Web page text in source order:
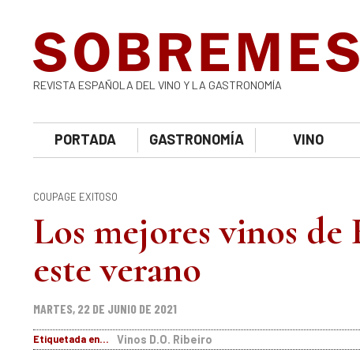
REVISTA ESPAÑOLA DEL VINO Y LA GASTRONOMÍA
PORTADA GASTRONOMÍA VINO
COUPAGE EXITOSO
Los mejores vinos
este verano
MARTES, 22 DE JUNIO DE 2021
Etiquetada en... Vinos D.O. Ribeiro